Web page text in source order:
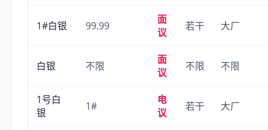
1#白银 99.99
面
议
若干 大厂
白银 不限
面
议
不限 不限
1号白
银
1#
电
议
若干 大厂